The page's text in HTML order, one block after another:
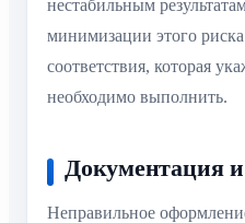
нестабильным
минимизации этого риска
соответствия, которая
необходимо выполнить.
Документация и
Неправильное